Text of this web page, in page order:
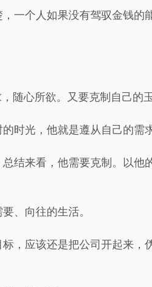
一个人如果没有驾驭金钱
随心所欲。又要克制自己的
时光，他就是遵从自己的需
结来看，他需要克制。以
、向往的生活。
，应该还是把公司开起来